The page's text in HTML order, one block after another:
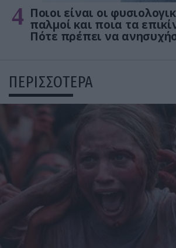
4 Ποιοι είναι οι
παλμοί και ποια τα
Πότε πρέπει να
ΠΕΡΙΣΣΟΤΕΡΑ